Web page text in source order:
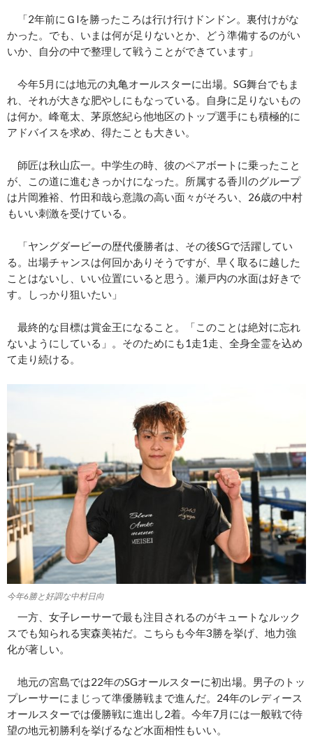
「2年前にＧⅠを勝ったころは行け行けドンドン。裏付けがな
かった。でも、いまは何が足りないとか、どう準備するのがい
いか、自分の中で整理して戦うことができています」
今年5月には地元の丸亀オールスターに出場。SG舞台でもま
れ、それが大きな肥やしにもなっている。自身に足りないもの
は何か。峰竜太、茅原悠紀ら他地区のトップ選手にも積極的に
アドバイスを求め、得たことも大きい。
師匠は秋山広一。中学生の時、彼のペアボートに乗ったこと
が、この道に進むきっかけになった。所属する香川のグループ
は片岡雅裕、竹田和哉ら意識の高い面々がそろい、26歳の中村
もいい刺激を受けている。
「ヤングダービーの歴代優勝者は、その後SGで活躍してい
る。出場チャンスは何回かありそうですが、早く取るに越した
ことはないし、いい位置にいると思う。瀬戸内の水面は好きで
す。しっかり狙いたい」
最終的な目標は賞金王になること。「このことは絶対に忘れ
ないようにしている」。そのためにも1走1走、全身全霊を込め
て走り続ける。
今年6勝と好調な中村日向
一方、女子レーサーで最も注目されるのがキュートなルック
スでも知られる実森美祐だ。こちらも今年3勝を挙げ、地力強
化が著しい。
地元の宮島では22年のSGオールスターに初出場。男子のトッ
プレーサーにまじって準優勝戦まで進んだ。24年のレディース
オールスターでは優勝戦に進出し2着。今年7月には一般戦で待
望の地元初勝利を挙げるなど水面相性もいい。